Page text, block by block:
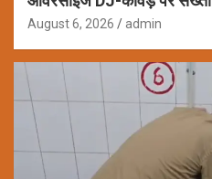
August 6, 2026 admin